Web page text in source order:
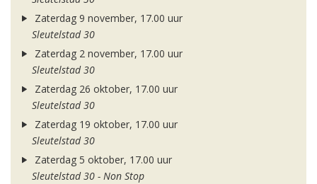
Zaterdag 9 november, 17.00 uur
Sleutelstad 30
Zaterdag 2 november, 17.00 uur
Sleutelstad 30
Zaterdag 26 oktober, 17.00 uur
Sleutelstad 30
Zaterdag 19 oktober, 17.00 uur
Sleutelstad 30
Zaterdag 5 oktober, 17.00 uur
Sleutelstad 30 - Non Stop